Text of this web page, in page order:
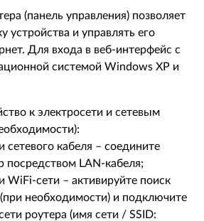
(панель управления) позволяет
устройства и управлять его
Для входа в веб-интерфейс с
системой Windows XP и
к электросети и сетевым
сетевого кабеля – соедините
посредством LAN-кабеля;
WiFi-сети – активируйте поиск
необходимости) и подключите
роутера (имя сети / SSID: